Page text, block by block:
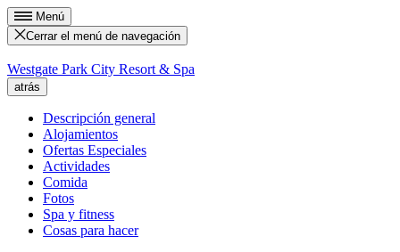
Menú
Cerrar el menú de navegación
Westgate Park City Resort & Spa
atrás
Descripción general
Alojamientos
Ofertas Especiales
Actividades
Comida
Fotos
Spa y fitness
Cosas para hacer